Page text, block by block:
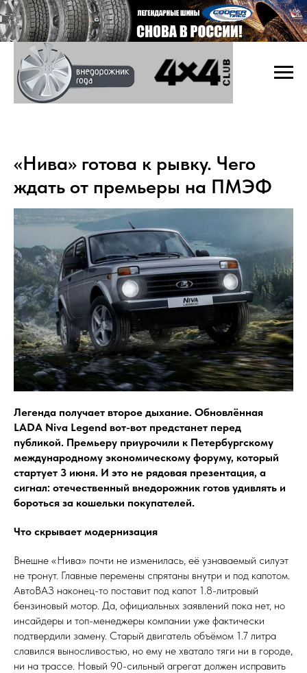
«Нива» готова к рывку. Чего
ждать от премьеры на ПМЭФ
Легенда получает второе дыхание. Обновлённая
LADA Niva Legend вот-вот предстанет перед
публикой. Премьеру приурочили к Петербургскому
международному экономическому форуму, который
стартует 3 июня. И это не рядовая презентация, а
сигнал: отечественный внедорожник готов удивлять и
бороться за кошельки покупателей.
Что скрывает модернизация
Внешне «Нива» почти не изменилась, её узнаваемый силуэт
не тронут. Главные перемены спрятаны внутри и под капотом.
АвтоВАЗ наконец-то поставит под капот 1.8-литровый
бензиновый мотор. Да, официальных заявлений пока нет, но
инсайдеры и топ-менеджеры компании уже фактически
подтвердили замену. Старый двигатель объёмом 1.7 литра
славился выносливостью, но ему не хватало тяги ни в городе,
ни на трассе. Новый 90-сильный агрегат должен исправить